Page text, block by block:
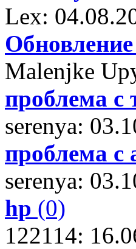
Lex:
Malenjke
проблема с
serenya:
проблема с
serenya:
hp (0)
122114: